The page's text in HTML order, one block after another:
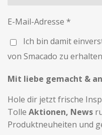
E-Mail-Adresse *
Ich bin damit
von Smacado zu erhalten
Mit liebe gemacht &
Hole dir jetzt frische
Tolle Aktionen, News
Produktneuheiten und